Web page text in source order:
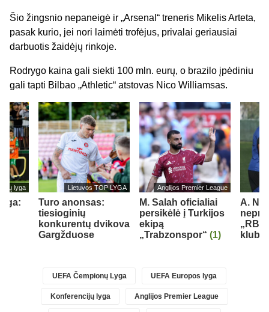
Šio žingsnio nepaneigė ir „Arsenal“ treneris Mikelis Arteta,
pasak kurio, jei nori laimėti trofėjus, privalai geriausiai
darbuotis žaidėjų rinkoje.
Rodrygo kaina gali siekti 100 mln. eurų, o brazilo įpėdiniu
gali tapti Bilbao „Athletic“ atstovas Nico Williamsas.
lyga Lietuvos TOP LYGA
Turo anonsas:
tiesioginių
konkurentų dvikova
Gargžduose
Anglijos Premier League
M. Salah oficialiai
persikėlė į Turkijos
ekipą
„Trabzonspor“ (1)
A.
„RB
UEFA Čempionų Lyga UEFA Europos lyga
Konferencijų lyga Anglijos Premier League